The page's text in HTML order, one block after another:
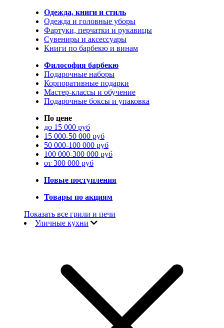
Одежда, книги и стиль
Одежда и головные уборы
Фартуки, перчатки и рукавицы
Сувениры и аксессуары
Книги по барбекю и винам
Философия барбекю
Подарочные наборы
Корпоративные подарки
Мастер-классы и обучение
Подарочные боксы и упаковка
По цене
до 15 000 руб
15 000-50 000 руб
50 000-100 000 руб
100 000-300 000 руб
от 300 000 руб
Новые поступления
Товары по акциям
Показать все грили и печи
Уличные кухни